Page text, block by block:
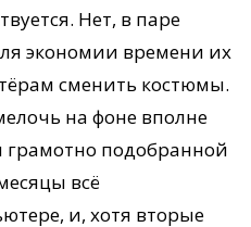
Нет, в паре
экономии времени их
сменить костюмы.
на фоне вполне
подобранной
всё
и, хотя вторые